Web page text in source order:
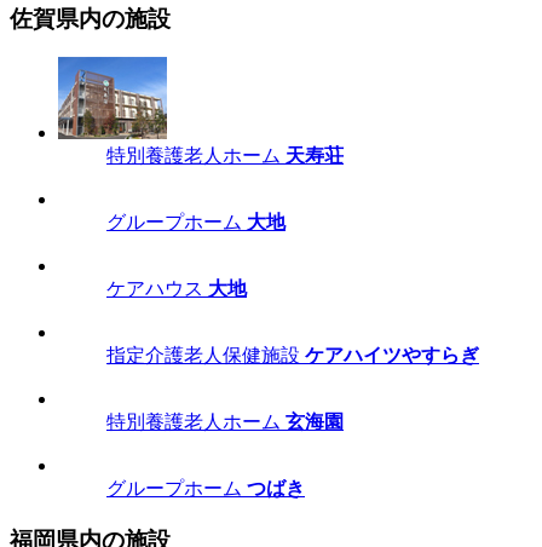
佐賀県内の施設
特別養護老人ホーム 天寿荘
グループホーム 大地
ケアハウス 大地
指定介護老人保健施設 ケアハイツやすらぎ
特別養護老人ホーム 玄海園
グループホーム つばき
福岡県内の施設